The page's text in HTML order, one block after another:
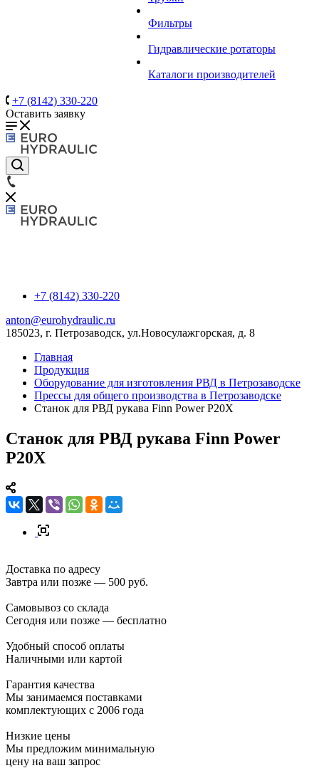
Фильтры
Гидравлические ротаторы
Каталоги производителей
+7 (8142) 330-220
Оставить заявку
+7 (8142) 330-220
anton@eurohydraulic.ru
185023, г. Петрозаводск, ул.Новосулажгорская, д. 8
Главная
Продукция
Оборудование для изготовления РВД в Петрозаводске
Прессы для общего производства в Петрозаводске
Станок для РВД рукава Finn Power P20X
Станок для РВД рукава Finn Power
P20X
Доставка по адресу
Завтра или позже — 500 руб.
Самовывоз со склада
Сегодня или позже — бесплатно
Удобный способ оплаты
Наличными или картой
Гарантия качества
Мы занимаемся поставками
комплектующих с 2006 года
Низкие цены
Мы предложим минимальную
цену на ваш запрос